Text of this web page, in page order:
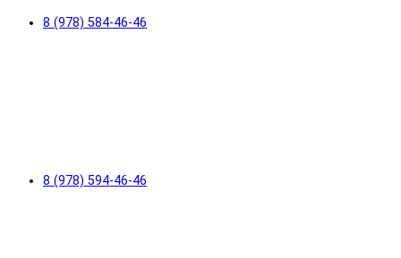
8 (978) 584-46-46
8 (978) 594-46-46